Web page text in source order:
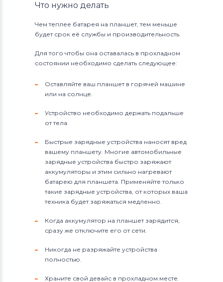
Что нужно делать
Чем теплее батарея на планшет, тем меньше
будет срок её службы и производительность.
Для того чтобы она оставалась в прохладном
состоянии необходимо сделать следующее:
Оставляйте ваш планшет в горячей машине
или на солнце.
Устройство необходимо держать подальше
от тела.
Быстрые зарядные устройства наносят вред
вашему планшету. Многие автомобильные
зарядные устройства быстро заряжают
аккумуляторы и этим сильно нагревают
батарею для планшета. Применяйте только
такие зарядные устройства, от которых ваша
техника будет заряжаться медленно.
Когда аккумулятор на планшет зарядится,
сразу же отключите его от сети.
Никогда не разряжайте устройства
полностью.
Храните свой девайс в прохладном месте.